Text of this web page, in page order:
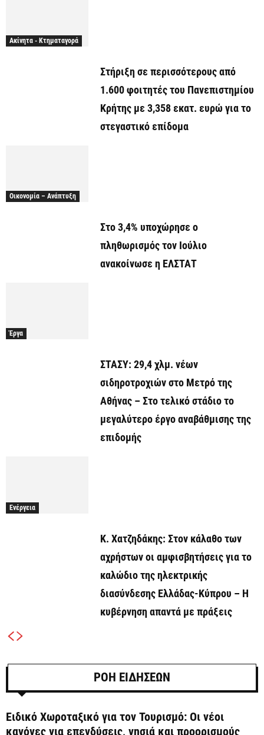
Ακίνητα - Κτηματαγορά
Στήριξη σε περισσότερους από
1.600 φοιτητές του Πανεπιστημίου
Κρήτης με 3,358 εκατ. ευρώ για το
στεγαστικό επίδομα
Οικονομία – Ανάπτυξη
Στο 3,4% υποχώρησε ο
πληθωρισμός τον Ιούλιο
ανακοίνωσε η ΕΛΣΤΑΤ
Έργα
ΣΤΑΣΥ: 29,4 χλμ. νέων
σιδηροτροχιών στο Μετρό της
Αθήνας – Στο τελικό στάδιο το
μεγαλύτερο έργο αναβάθμισης της
επιδομής
Ενέργεια
Κ. Χατζηδάκης: Στον κάλαθο των
αχρήστων οι αμφισβητήσεις για το
καλώδιο της ηλεκτρικής
διασύνδεσης Ελλάδας-Κύπρου – Η
κυβέρνηση απαντά με πράξεις
ΡΟΗ ΕΙΔΗΣΕΩΝ
Ειδικό Χωροταξικό για τον Τουρισμό: Οι νέοι
κανόνες για επενδύσεις, νησιά και προορισμούς